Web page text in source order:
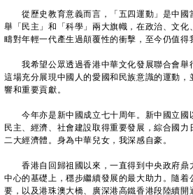
從歷史教育意義而言，「五四運動」是中國
舉「民主」和「科學」兩大旗幟，在政治、文
疇對年輕一代產生過顛覆性的衝擊，至今仍值得
我希望公眾透過香港中華文化發展聯合會舉
這場充分展現中國人的愛國和民族意識的運動
響和重要貢獻。
今年亦是新中國成立七十周年。新中國立國
民主、經濟、社會建設取得重要發展，綜合國
二大經濟體。身為中華兒女，我深感自豪。
香港自回歸祖國以來，一直得到中央政府鼎
中心的基礎上，穩步繼續發展的最大助力。隨着
要，以及港珠澳大橋、廣深港高鐵香港段陸續